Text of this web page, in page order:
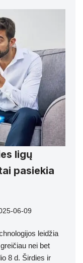
ligų
pasiekia
06-09
leidžia
nei bet
8 d. Širdies ir